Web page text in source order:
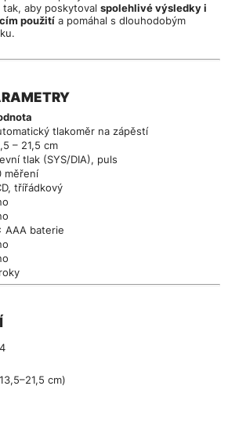
tak, aby poskytoval spolehlivé výsledky i
použití a pomáhal s dlouhodobým
tlakoměr na zápěstí
– 21,5 cm
tlak (SYS/DIA), puls
měření
třířádkový
AAA baterie
cm)